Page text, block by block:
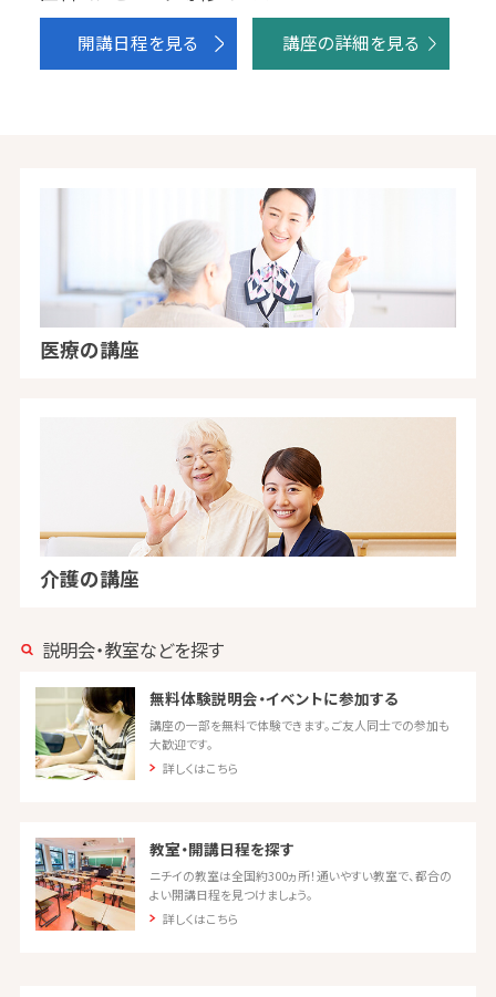
開講日程を見る 講座の詳細を見る
医療の講座
介護の講座
説明会・教室などを探す
無料体験説明会・イベントに参加する
講座の一部を無料で体験できます。ご友人同士での参加も
大歓迎です。
詳しくはこちら
教室・開講日程を探す
ニチイの教室は全国約300ヵ所！通いやすい教室で、都合の
よい開講日程を見つけましょう。
詳しくはこちら